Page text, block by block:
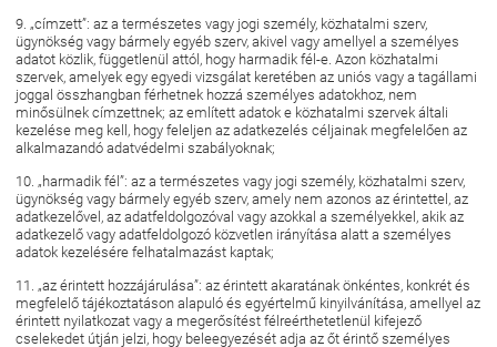
9. „címzett”: az a természetes vagy jogi személy, közhatalmi szerv,
ügynökség vagy bármely egyéb szerv, akivel vagy amellyel a személyes
adatot közlik, függetlenül attól, hogy harmadik fél-e. Azon közhatalmi
szervek, amelyek egy egyedi vizsgálat keretében az uniós vagy a tagállami
joggal összhangban férhetnek hozzá személyes adatokhoz, nem
minősülnek címzettnek; az említett adatok e közhatalmi szervek általi
kezelése meg kell, hogy feleljen az adatkezelés céljainak megfelelően az
alkalmazandó adatvédelmi szabályoknak;
10. „harmadik fél”: az a természetes vagy jogi személy, közhatalmi szerv,
ügynökség vagy bármely egyéb szerv, amely nem azonos az érintettel, az
adatkezelővel, az adatfeldolgozóval vagy azokkal a személyekkel, akik az
adatkezelő vagy adatfeldolgozó közvetlen irányítása alatt a személyes
adatok kezelésére felhatalmazást kaptak;
11. „az érintett hozzájárulása”: az érintett akaratának önkéntes, konkrét és
megfelelő tájékoztatáson alapuló és egyértelmű kinyilvánítása, amellyel az
érintett nyilatkozat vagy a megerősítést félreérthetetlenül kifejező
cselekedet útján jelzi, hogy beleegyezését adja az őt érintő személyes